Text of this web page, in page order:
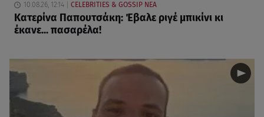
10.08.26, 12:14 CELEBRITIES & GOSSIP ΝΕΑ
Κατερίνα Παπουτσάκη: Έβαλε ριγέ μπικίνι κι
έκανε... πασαρέλα!